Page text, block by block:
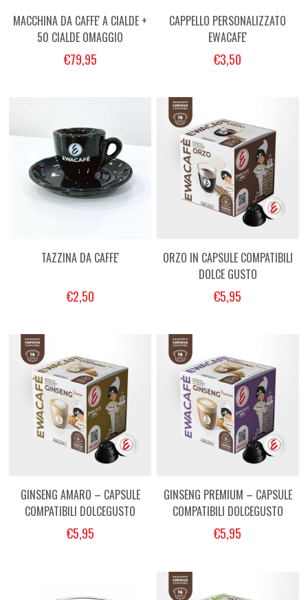
MACCHINA DA CAFFE' A CIALDE +
50 CIALDE OMAGGIO
€79,95
CAPPELLO PERSONALIZZATO
EWACAFE'
€3,50
TAZZINA DA CAFFE'
€2,50
ORZO IN CAPSULE COMPATIBILI
DOLCE GUSTO
€5,95
GINSENG AMARO – CAPSULE
COMPATIBILI DOLCEGUSTO
€5,95
GINSENG PREMIUM – CAPSULE
COMPATIBILI DOLCEGUSTO
€5,95